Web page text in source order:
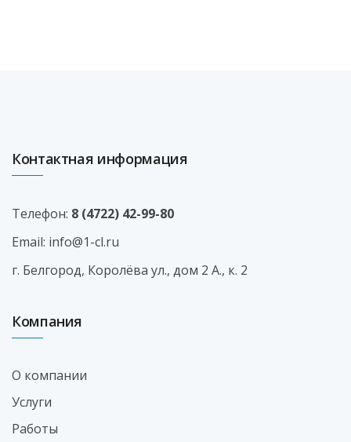
Контактная информация
Телефон: 8 (4722) 42-99-80
Email: info@1-cl.ru
г. Белгород, Королёва ул., дом 2 А., к. 2
Компания
О компании
Услуги
Работы